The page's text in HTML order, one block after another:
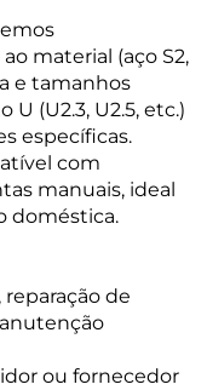
material (aço S2,
e tamanhos
(U2.3, U2.5, etc.)
específicas.
com
manuais, ideal
doméstica.
de
ou fornecedor